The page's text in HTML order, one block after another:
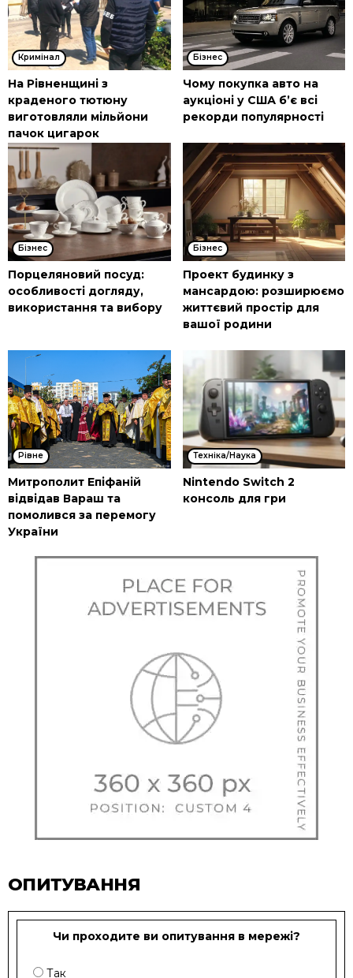
Кримінал
На Рівненщині з
краденого тютюну
виготовляли мільйони
пачок цигарок
Бізнес
Чому покупка авто на
аукціоні у США б’є всі
рекорди популярності
Бізнес
Порцеляновий посуд:
особливості догляду,
використання та вибору
Бізнес
Проект будинку з
мансардою: розширюємо
життєвий простір для
вашої родини
Рівне
Митрополит Епіфаній
відвідав Вараш та
помолився за перемогу
України
Техніка/Наука
Nintendo Switch 2
консоль для гри
ОПИТУВАННЯ
Чи проходите ви опитування в мережі?
Так